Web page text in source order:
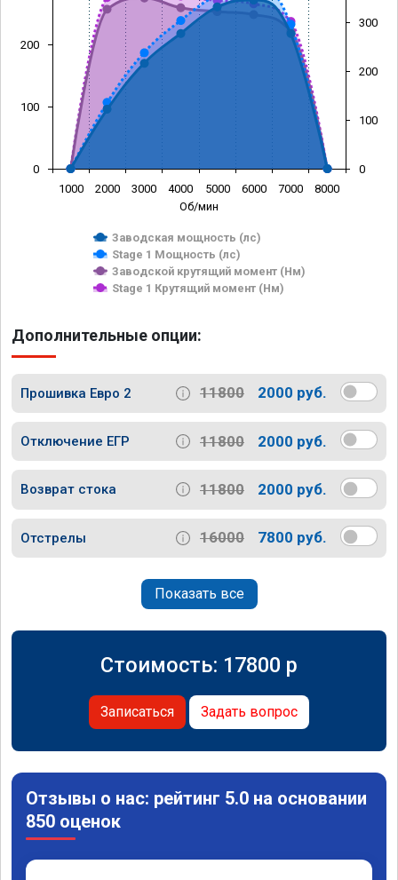
Об/мин
Заводская мощность (лс)
Stage 1 Мощность (лс)
Заводской крутящий момент (Нм)
Stage 1 Крутящий момент (Нм)
1000 2000 3000 4000 5000 6000 7000 8000
0
100
200
0
100
200
300
Дополнительные опции:
Прошивка Евро 2 11800 2000 руб.
Отключение ЕГР 11800 2000 руб.
Возврат стока 11800 2000 руб.
Отстрелы 16000 7800 руб.
Показать все
Стоимость: 17800 p
Записаться Задать вопрос
Отзывы о нас: рейтинг 5.0 на основании
850 оценок